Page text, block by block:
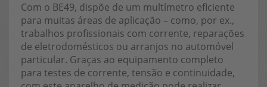
Com o BE49, dispõe de um multímetro eficiente
para muitas áreas de aplicação – como, por ex.,
trabalhos profissionais com corrente, reparações
de eletrodomésticos ou arranjos no automóvel
particular. Graças ao equipamento completo
para testes de corrente, tensão e continuidade,